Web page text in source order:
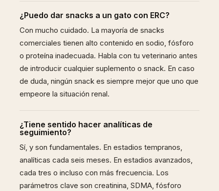
¿Puedo dar snacks a un gato con ERC?
Con mucho cuidado. La mayoría de snacks
comerciales tienen alto contenido en sodio, fósforo
o proteína inadecuada. Habla con tu veterinario antes
de introducir cualquier suplemento o snack. En caso
de duda, ningún snack es siempre mejor que uno que
empeore la situación renal.
¿Tiene sentido hacer analíticas de
seguimiento?
Sí, y son fundamentales. En estadios tempranos,
analíticas cada seis meses. En estadios avanzados,
cada tres o incluso con más frecuencia. Los
parámetros clave son creatinina, SDMA, fósforo